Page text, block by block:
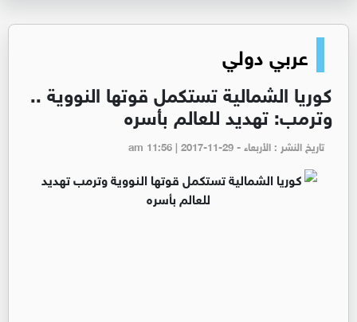
عربي دولي
كوريا الشمالية تستكمل قوتها النووية ..
وترمب: تهديد للعالم بأسره
تاريخ النشر : الأربعاء - am 11:56 | 2017-11-29